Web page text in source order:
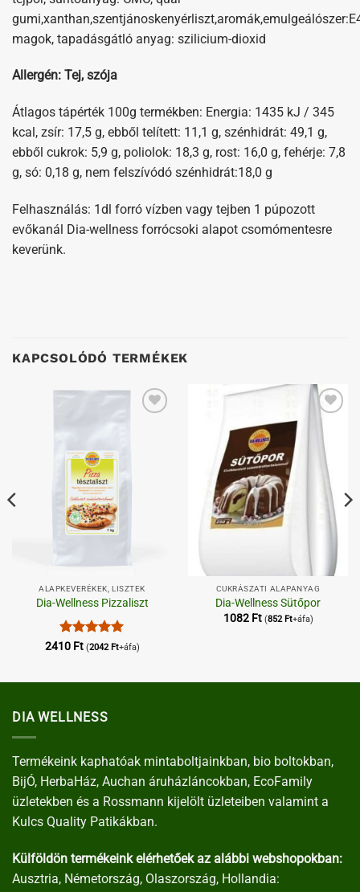
magok, tapadásgátló anyag: szilicium-dioxid
Allergén: Tej, szója
Átlagos tápérték 100g termékben: Energia: 1435 kJ / 345
kcal, zsír: 17,5 g, ebből telített: 11,1 g, szénhidrát: 49,1 g,
ebből cukrok: 5,9 g, poliolok: 18,3 g, rost: 16,0 g, fehérje: 7,8
g, só: 0,18 g, nem felszívódó szénhidrát:18,0 g
Felhasználás: 1dl forró vízben vagy tejben 1 púpozott
evőkanál Dia-wellness forrócsoki alapot csomómentesre
keverünk.
KAPCSOLÓDÓ TERMÉKEK
Kedvenceimhez
ALAPKEVERÉKEK, LISZTEK
Dia-Wellness Pizzaliszt
Értékelés:5
2410 Ft (2042 Ft+áfa)
Kedvenceimhez
CUKRÁSZATI ALAPANYAG
Dia-Wellness Sütőpor
1082 Ft (852 Ft+áfa)
DIA WELLNESS
Termékeink kaphatóak mintaboltjainkban, bio boltokban,
BijÓ, HerbaHáz, Auchan áruházláncokban, EcoFamily
üzletekben és a Rossmann kijelölt üzleteiben valamint a
Kulcs Quality Patikákban.
Külföldön termékeink elérhetőek az alábbi webshopokban:
Ausztria, Németország, Olaszország, Hollandia: